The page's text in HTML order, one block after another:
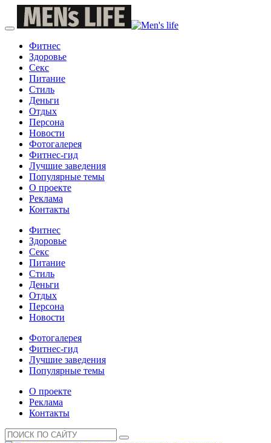
Фитнес
Здоровье
Секс
Питание
Стиль
Деньги
Отдых
Персона
Новости
Фотогалерея
Фитнес-гид
Лучшие заведения
Популярные темы
О проекте
Реклама
Контакты
Фитнес
Здоровье
Секс
Питание
Стиль
Деньги
Отдых
Персона
Новости
Фотогалерея
Фитнес-гид
Лучшие заведения
Популярные темы
О проекте
Реклама
Контакты